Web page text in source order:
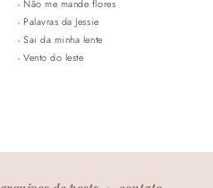
Não me mande flores
Palavras da Jessie
Sai da minha lente
Vento do leste